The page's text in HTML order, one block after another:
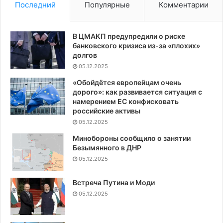
Последний Популярные Комментарии
В ЦМАКП предупредили о риске
банковского кризиса из-за «плохих»
долгов
05.12.2025
«Обойдётся европейцам очень
дорого»: как развивается ситуация с
намерением ЕС конфисковать
российские активы
05.12.2025
Минобороны сообщило о занятии
Безымянного в ДНР
05.12.2025
Встреча Путина и Моди
05.12.2025